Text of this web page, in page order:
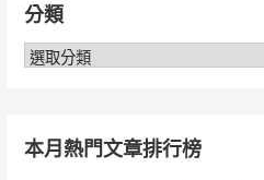
字:分類
分
本月熱門文章排行榜